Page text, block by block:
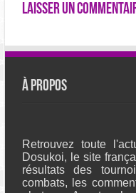
Laisser un
À propos
Retrouvez toute
Dosukoi, le site
résultats des
combats, les